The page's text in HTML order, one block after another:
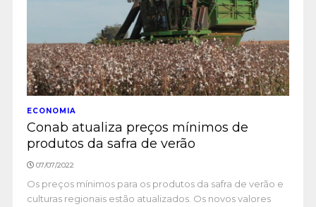
ECONOMIA
Conab atualiza preços mínimos de
produtos da safra de verão
07/07/2022
Os preços mínimos para os produtos da safra de verão e
culturas regionais estão atualizados. Os novos valores